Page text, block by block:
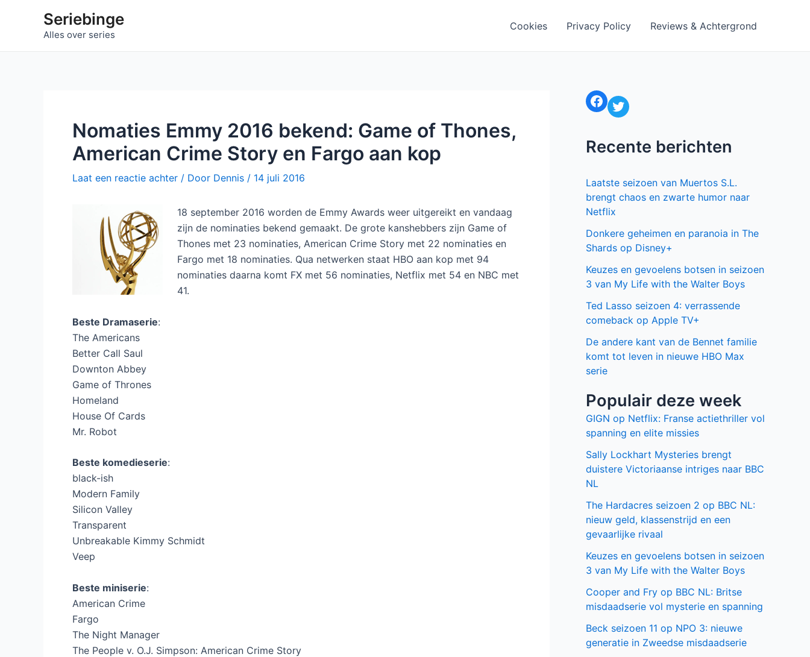
Seriebinge
Alles over series
Cookies Privacy Policy Reviews & Achtergrond
Nomaties Emmy 2016 bekend: Game of Thones,
American Crime Story en Fargo aan kop
Laat een reactie achter / Door Dennis / 14 juli 2016
18 september 2016 worden de Emmy Awards weer uitgereikt en vandaag
zijn de nominaties bekend gemaakt. De grote kanshebbers zijn Game of
Thones met 23 nominaties, American Crime Story met 22 nominaties en
Fargo met 18 nominaties. Qua netwerken staat HBO aan kop met 94
nominaties daarna komt FX met 56 nominaties, Netflix met 54 en NBC met
41.
Beste Dramaserie:
The Americans
Better Call Saul
Downton Abbey
Game of Thrones
Homeland
House Of Cards
Mr. Robot
Beste komedieserie:
black-ish
Modern Family
Silicon Valley
Transparent
Unbreakable Kimmy Schmidt
Veep
Beste miniserie:
American Crime
Fargo
The Night Manager
The People v. O.J. Simpson: American Crime Story
Facebook Twitter
Recente berichten
Laatste seizoen van Muertos S.L.
brengt chaos en zwarte humor naar
Netflix
Donkere geheimen en paranoia in The
Shards op Disney+
Keuzes en gevoelens botsen in seizoen
3 van My Life with the Walter Boys
Ted Lasso seizoen 4: verrassende
comeback op Apple TV+
De andere kant van de Bennet familie
komt tot leven in nieuwe HBO Max
serie
Populair deze week
GIGN op Netflix: Franse actiethriller vol
spanning en elite missies
Sally Lockhart Mysteries brengt
duistere Victoriaanse intriges naar BBC
NL
The Hardacres seizoen 2 op BBC NL:
nieuw geld, klassenstrijd en een
gevaarlijke rivaal
Keuzes en gevoelens botsen in seizoen
3 van My Life with the Walter Boys
Cooper and Fry op BBC NL: Britse
misdaadserie vol mysterie en spanning
Beck seizoen 11 op NPO 3: nieuwe
generatie in Zweedse misdaadserie